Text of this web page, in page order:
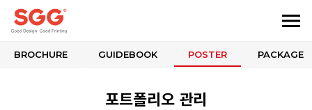
BROCHURE GUIDEBOOK POSTER PACKAGE
포트폴리오 관리